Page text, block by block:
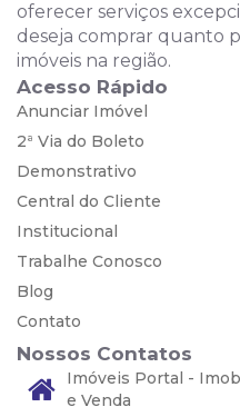
oferecer serviços
deseja comprar quanto
imóveis na região.
Acesso Rápido
Anunciar Imóvel
2ª Via do Boleto
Demonstrativo
Central do Cliente
Institucional
Trabalhe Conosco
Blog
Contato
Nossos Contatos
Imóveis Portal -
e Venda